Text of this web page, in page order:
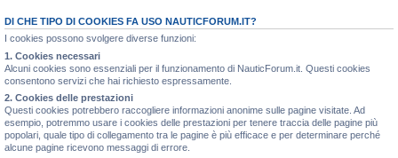
DI CHE TIPO DI COOKIES FA USO NAUTICFORUM.IT?
I cookies possono svolgere diverse funzioni:
1. Cookies necessari
Alcuni cookies sono essenziali per il funzionamento di NauticForum.it. Questi cookies
consentono servizi che hai richiesto espressamente.
2. Cookies delle prestazioni
Questi cookies potrebbero raccogliere informazioni anonime sulle pagine visitate. Ad
esempio, potremmo usare i cookies delle prestazioni per tenere traccia delle pagine più
popolari, quale tipo di collegamento tra le pagine è più efficace e per determinare perché
alcune pagine ricevono messaggi di errore.